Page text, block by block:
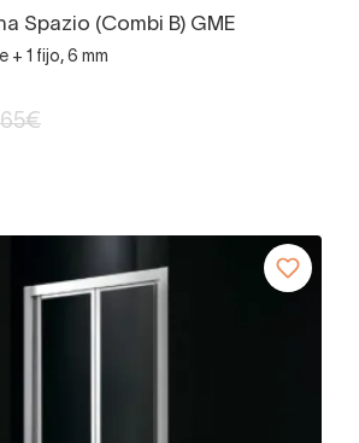
Spazio (Combi B) GME
+ 1 fijo, 6 mm